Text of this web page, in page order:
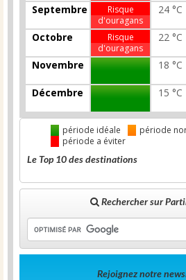
Septembre
Risque
d'ouragans
24 °C
Octobre
Risque
d'ouragans
22 °C
Novembre
18 °C
Décembre
15 °C
période idéale
période
période a éviter
Le Top 10 des destinations
Rechercher sur
Rejoignez notre